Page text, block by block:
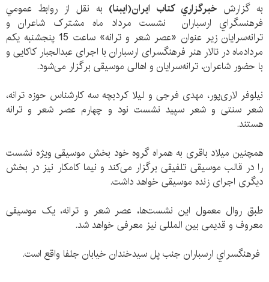
به گزارش خبرگزاري كتاب ايران(ايبنا) به نقل از روابط عمومي
فرهنسگراي ارسباران نشست مرداد ماه مشترک شاعران و
ترانه‌سرایان زیر عنوان «عصر شعر و ترانه» ساعت 15 پنجشنبه یکم
مردادماه در تالار هنر فرهنگسرای ارسباران با اجرای عبدالجبار کاکایی و
با حضور شاعران، ترانه‌سرایان و اهالی موسیقی برگزار می‌شود.
نیلوفر لاری‌پور، مهدی فرجی و لیلا کردبچه سه کارشناس حوزه ترانه،
شعر سنتی و شعر سپید نشست نود و چهارم عصر شعر و ترانه
هستند.
همچنین میلاد باقری به همراه گروه خود بخش موسیقی ویژه نشست
را در قالب موسیقی تلفیقی برگزار می‌کند و نیما کامکار نیز در بخش
دیگری اجرای زنده موسیقی خواهد داشت.
طبق روال معمول اين نشست‌ها، عصر شعر و ترانه، یک موسیقی
معروف و قدیمی بین المللی نیز معرفی خواهد شد.
فرهنگسراي ارسباران جنب پل سيدخندان خيابان جلفا واقع است.